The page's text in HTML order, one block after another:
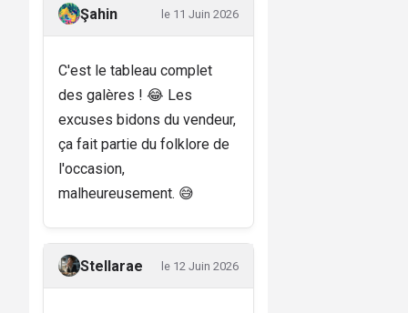
Şahin le 11 Juin 2026
C'est le tableau complet
des galères ! 😂 Les
excuses bidons du vendeur,
ça fait partie du folklore de
l'occasion,
malheureusement. 😅
Stellarae le 12 Juin 2026